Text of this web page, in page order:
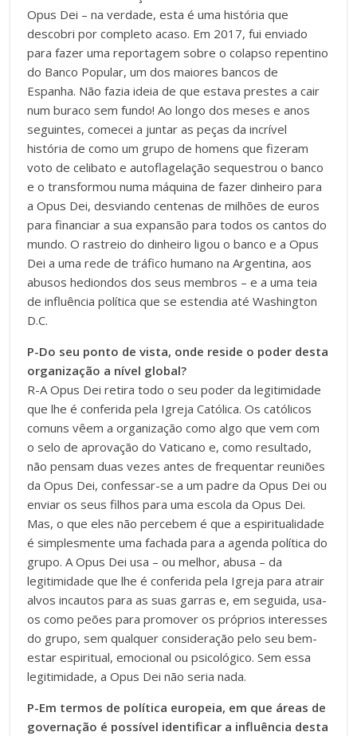
Opus Dei – na verdade, esta é uma história que
descobri por completo acaso. Em 2017, fui enviado
para fazer uma reportagem sobre o colapso repentino
do Banco Popular, um dos maiores bancos de
Espanha. Não fazia ideia de que estava prestes a cair
num buraco sem fundo! Ao longo dos meses e anos
seguintes, comecei a juntar as peças da incrível
história de como um grupo de homens que fizeram
voto de celibato e autoflagelação sequestrou o banco
e o transformou numa máquina de fazer dinheiro para
a Opus Dei, desviando centenas de milhões de euros
para financiar a sua expansão para todos os cantos do
mundo. O rastreio do dinheiro ligou o banco e a Opus
Dei a uma rede de tráfico humano na Argentina, aos
abusos hediondos dos seus membros – e a uma teia
de influência política que se estendia até Washington
D.C.
P-Do seu ponto de vista, onde reside o poder desta
organização a nível global?
R-A Opus Dei retira todo o seu poder da legitimidade
que lhe é conferida pela Igreja Católica. Os católicos
comuns vêem a organização como algo que vem com
o selo de aprovação do Vaticano e, como resultado,
não pensam duas vezes antes de frequentar reuniões
da Opus Dei, confessar-se a um padre da Opus Dei ou
enviar os seus filhos para uma escola da Opus Dei.
Mas, o que eles não percebem é que a espiritualidade
é simplesmente uma fachada para a agenda política do
grupo. A Opus Dei usa – ou melhor, abusa – da
legitimidade que lhe é conferida pela Igreja para atrair
alvos incautos para as suas garras e, em seguida, usa-
os como peões para promover os próprios interesses
do grupo, sem qualquer consideração pelo seu bem-
estar espiritual, emocional ou psicológico. Sem essa
legitimidade, a Opus Dei não seria nada.
P-Em termos de política europeia, em que áreas de
governação é possível identificar a influência desta